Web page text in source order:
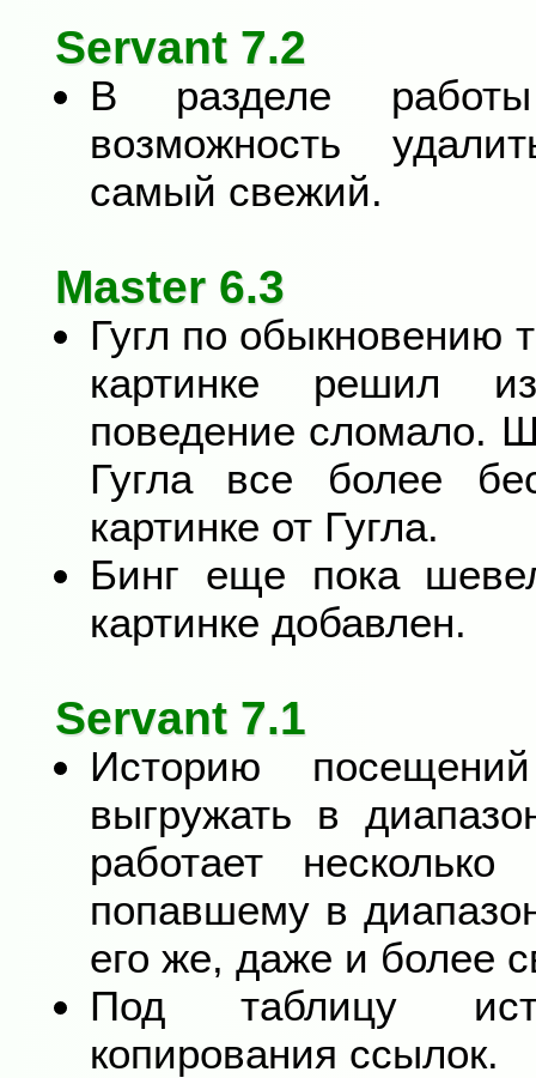
Servant 7.2
В разделе
возможность
самый свежий.
Master 6.3
Гугл по обыкновению
картинке решил
поведение сломало.
Гугла все более
картинке от Гугла.
Бинг еще пока
картинке добавлен.
Servant 7.1
Историю
выгружать в
работает
попавшему в
его же, даже и более
Под таблицу
копирования ссылок.